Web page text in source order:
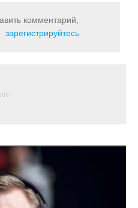
комментарий,
зарегистрируйтесь